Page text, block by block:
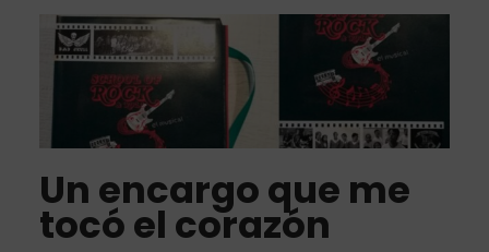
Un encargo que me
tocó el corazón